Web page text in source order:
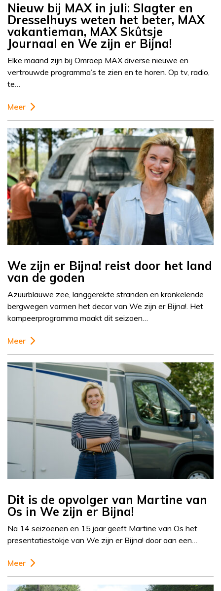
Nieuw bij MAX in juli: Slagter en
Dresselhuys weten het beter, MAX
vakantieman, MAX Skûtsje
Journaal en We zijn er Bijna!
Elke maand zijn bij Omroep MAX diverse nieuwe en
vertrouwde programma’s te zien en te horen. Op tv, radio,
te…
Meer
We zijn er Bijna! reist door het land
van de goden
Azuurblauwe zee, langgerekte stranden en kronkelende
bergwegen vormen het decor van We zijn er Bijna!. Het
kampeerprogramma maakt dit seizoen…
Meer
Dit is de opvolger van Martine van
Os in We zijn er Bijna!
Na 14 seizoenen en 15 jaar geeft Martine van Os het
presentatiestokje van We zijn er Bijna! door aan een…
Meer